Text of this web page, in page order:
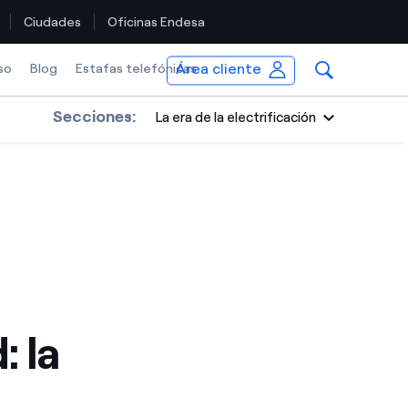
Ciudades Oficinas Endesa
Blog Estafas telefónicasÁrea cliente
Secciones: La era de la electrificación
la